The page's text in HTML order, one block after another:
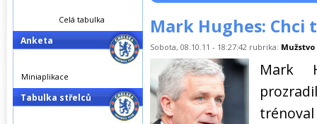
Mark Hughes: Chci
Sobota, 08.10.11 - 18:27:42 rubrika: Mužstvo
Mark
Celá tabulka
Anketa
Miniaplikace
Tabulka střelců